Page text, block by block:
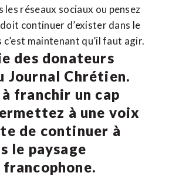
les réseaux sociaux ou pensez
continuer d’exister dans le
maintenant qu’il faut agir.
des donateurs
Journal Chrétien.
franchir un cap
à une voix
de continuer à
le paysage